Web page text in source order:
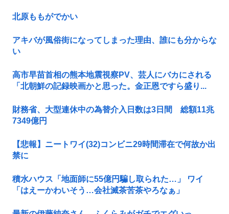
北原ももがでかい
アキバが風俗街になってしまった理由、誰にも分からな
い
高市早苗首相の熊本地震視察PV、芸人にバカにされる
「北朝鮮の記録映画かと思った。金正恩ですら盛り...
財務省、大型連休中の為替介入日数は3日間 総額11兆
7349億円
【悲報】ニートワイ(32)コンビニ29時間滞在で何故か出
禁に
積水ハウス「地面師に55億円騙し取られた…」 ワイ
「はえーかわいそう…会社滅茶苦茶やろなぁ」